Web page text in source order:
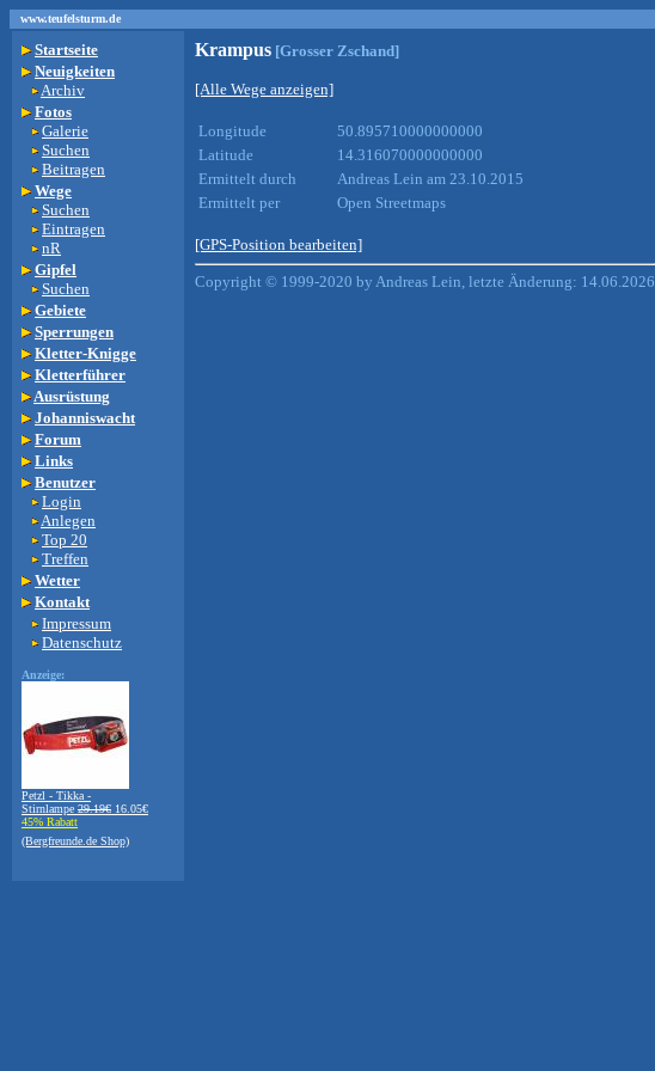
www.teufelsturm.de
Startseite
Neuigkeiten
Archiv
Fotos
Galerie
Suchen
Beitragen
Wege
Suchen
Eintragen
nR
Gipfel
Suchen
Gebiete
Sperrungen
Kletter-Knigge
Kletterführer
Ausrüstung
Johanniswacht
Forum
Links
Benutzer
Login
Anlegen
Top 20
Treffen
Wetter
Kontakt
Impressum
Datenschutz
Anzeige:
Petzl - Tikka -
Stirnlampe 29.19€ 16.05€
45% Rabatt
(Bergfreunde.de Shop)
Krampus [Grosser Zschand]
[Alle Wege anzeigen]
Longitude
50.895710000000000
Latitude
14.316070000000000
Ermittelt durch
Andreas Lein am 23.10.2015
Ermittelt per
Open Streetmaps
[GPS-Position bearbeiten]
Copyright © 1999-2020 by Andreas Lein, letzte Änderung: 14.06.2026